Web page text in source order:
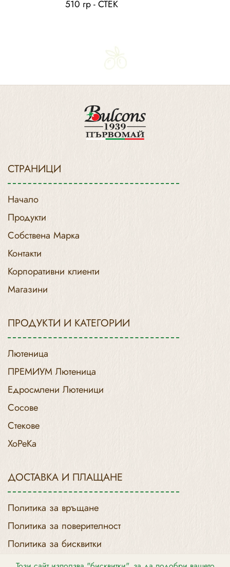
510 гр - СТЕК
СТРАНИЦИ
Начало
Продукти
Собствена Марка
Контакти
Корпоративни клиенти
Магазини
ПРОДУКТИ И КАТЕГОРИИ
Лютеница
ПРЕМИУМ Лютеница
Едросмлени Лютеници
Сосове
Стекове
ХоРеКа
ДОСТАВКА И ПЛАЩАНЕ
Политика за връщане
Политика за поверителност
Политика за бисквитки
Доставка и Връщане